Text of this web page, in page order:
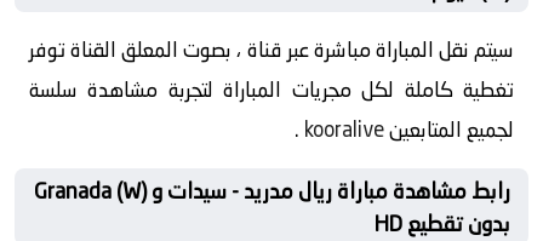
سيتم نقل المباراة مباشرة عبر قناة ، بصوت المعلق القناة توفر
تغطية كاملة لكل مجريات المباراة لتجربة مشاهدة سلسة
لجميع المتابعينkooralive
.
رابط مشاهدة مباراة ريال مدريد - سيدات و Granada (W)
بدون تقطيع HD